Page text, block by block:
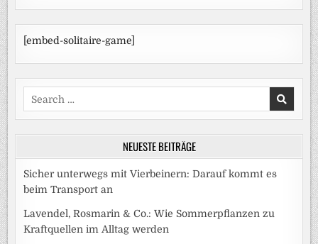
[embed-solitaire-game]
Search
for:
NEUESTE BEITRÄGE
Sicher unterwegs mit Vierbeinern: Darauf kommt es
beim Transport an
Lavendel, Rosmarin & Co.: Wie Sommerpflanzen zu
Kraftquellen im Alltag werden